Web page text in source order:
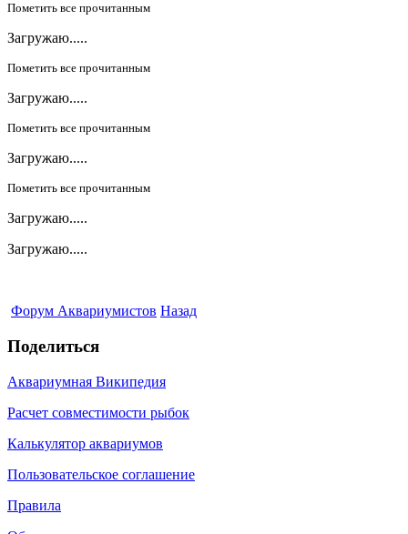
Пометить все прочитанным
Загружаю.....
Пометить все прочитанным
Загружаю.....
Пометить все прочитанным
Загружаю.....
Пометить все прочитанным
Загружаю.....
Загружаю.....
Форум Аквариумистов Назад
Поделиться
Аквариумная Википедия
Расчет совместимости рыбок
Калькулятор аквариумов
Пользовательское соглашение
Правила